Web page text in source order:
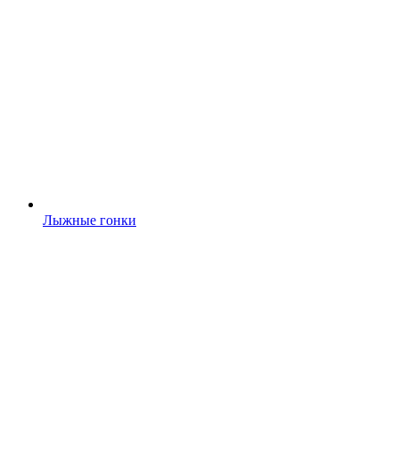
Лыжные гонки